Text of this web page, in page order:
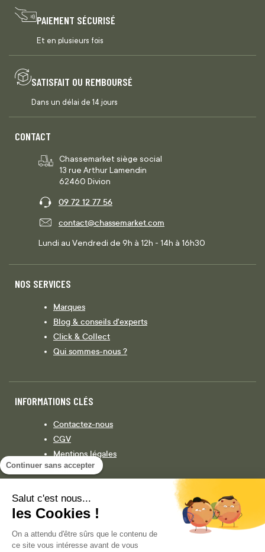
Continuer sans accepter
Salut c'est nous...
les Cookies !
On a attendu d'être sûrs que le contenu de
ce site vous intéresse avant de vous
PAIEMENT SÉCURISÉ
Et en plusieurs fois
SATISFAIT OU REMBOURSÉ
Dans un délai de 14 jours
CONTACT
Chassemarket siège social
13 rue Arthur Lamendin
62460 Divion
09 72 12 77 56
contact@chassemarket.com
Lundi au Vendredi de 9h à 12h - 14h à 16h30
NOS SERVICES
Marques
Blog & conseils d'experts
Click & Collect
Qui sommes-nous ?
INFORMATIONS CLÉS
Contactez-nous
CGV
Mentions légales
Législation
Facebook Instagram